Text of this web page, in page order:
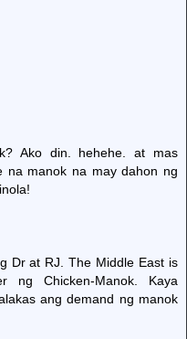
Ako din. hehehe. at mas
na manok na may dahon ng
Dr at RJ. The Middle East is
ng Chicken-Manok. Kaya
ang demand ng manok